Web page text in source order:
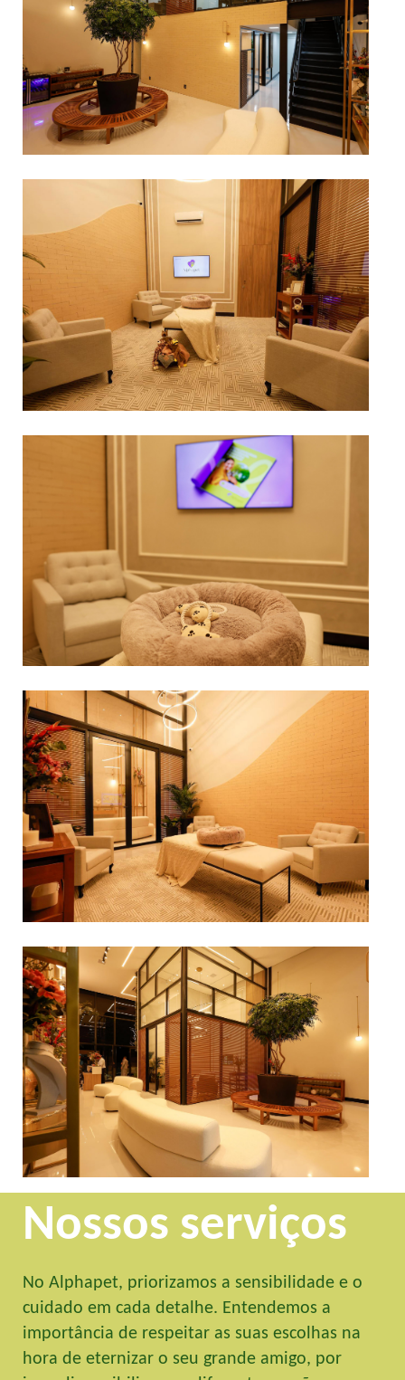
Nossos serviços
No Alphapet, priorizamos a sensibilidade e o
cuidado em cada detalhe. Entendemos a
importância de respeitar as suas escolhas na
hora de eternizar o seu grande amigo, por